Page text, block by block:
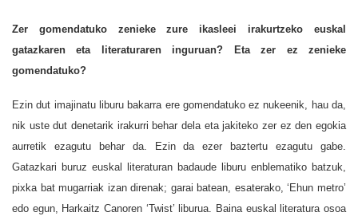
Zer gomendatuko zenieke zure ikasleei irakurtzeko euskal
gatazkaren eta literaturaren inguruan? Eta zer ez zenieke
gomendatuko?
Ezin dut imajinatu liburu bakarra ere gomendatuko ez nukeenik, hau da,
nik uste dut denetarik irakurri behar dela eta jakiteko zer ez den egokia
aurretik ezagutu behar da. Ezin da ezer baztertu ezagutu gabe.
Gatazkari buruz euskal literaturan badaude liburu enblematiko batzuk,
pixka bat mugarriak izan direnak; garai batean, esaterako, ‘Ehun metro’
edo egun, Harkaitz Canoren ‘Twist’ liburua. Baina euskal literatura osoa